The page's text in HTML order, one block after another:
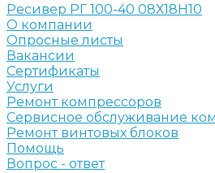
Ресивер РГ 100-40 08Х18Н10
О компании
Опросные листы
Вакансии
Сертификаты
Услуги
Ремонт компрессоров
Сервисное обслуживание
Ремонт винтовых блоков
Помощь
Вопрос - ответ